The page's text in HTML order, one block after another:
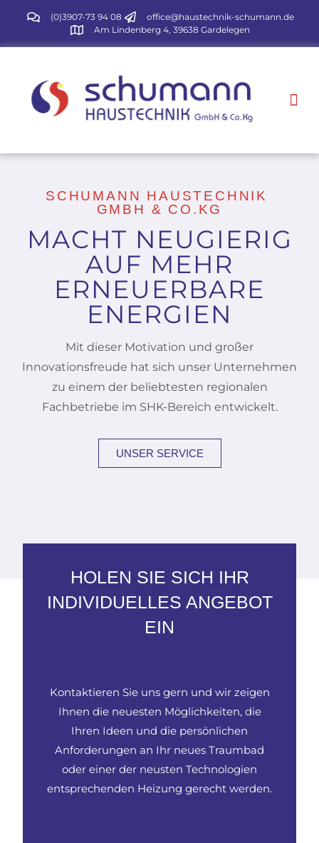
(0)3907-73 94 08
office@haustechnik-schumann.de
Am Lindenberg 4, 39638 Gardelegen
SCHUMANN HAUSTECHNIK
GMBH & CO.KG
MACHT NEUGIERIG
AUF MEHR
ERNEUERBARE
ENERGIEN
Mit dieser Motivation und großer
Innovationsfreude hat sich unser Unternehmen
zu einem der beliebtesten regionalen
Fachbetriebe im SHK-Bereich entwickelt.
UNSER SERVICE
HOLEN SIE SICH IHR
INDIVIDUELLES ANGEBOT
EIN
Kontaktieren Sie uns gern und wir zeigen
Ihnen die neuesten Möglichkeiten, die
Ihren Ideen und die persönlichen
Anforderungen an Ihr neues Traumbad
oder einer der neusten Technologien
entsprechenden Heizung gerecht werden.